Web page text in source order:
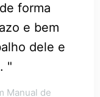
forma
e bem
dele e
"
Manual de